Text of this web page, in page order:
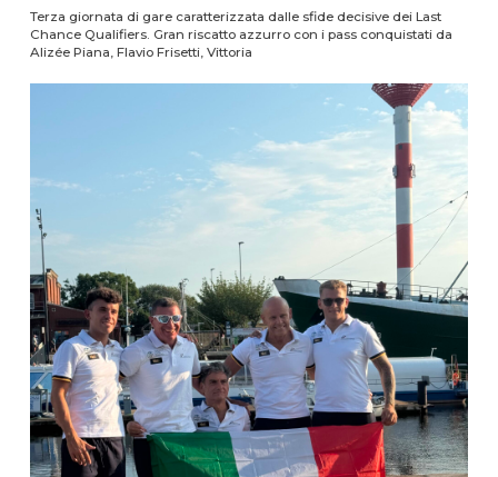
Terza giornata di gare caratterizzata dalle sfide decisive dei Last
Chance Qualifiers. Gran riscatto azzurro con i pass conquistati da
Alizée Piana, Flavio Frisetti, Vittoria